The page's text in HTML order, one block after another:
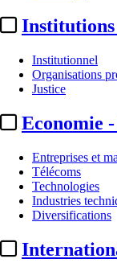
Institutionnel
Organisations
Justice
Economie
Entreprises et
Télécoms
Technologies
Industries
Diversifications